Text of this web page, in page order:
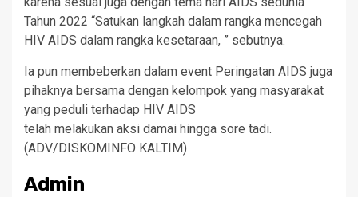
Tahun 2022 “Satukan langkah dalam rangka mencegah
HIV AIDS dalam rangka kesetaraan, ” sebutnya.
Ia pun membeberkan dalam event Peringatan AIDS juga
pihaknya bersama dengan kelompok yang masyarakat
yang peduli terhadap HIV AIDS
telah melakukan aksi damai hingga sore tadi.
(ADV/DISKOMINFO KALTIM)
Admin